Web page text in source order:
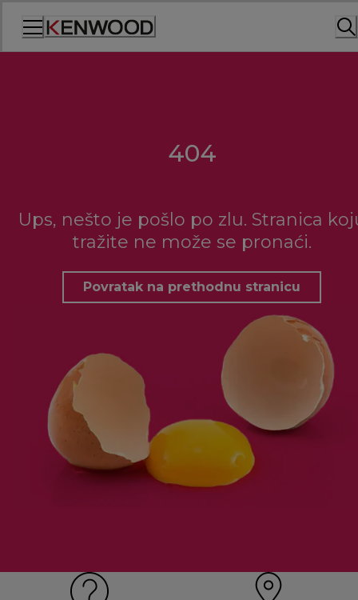
404
Ups, nešto je pošlo po zlu. Stranica
tražite ne može se pronaći.
Povratak na prethodnu stranicu